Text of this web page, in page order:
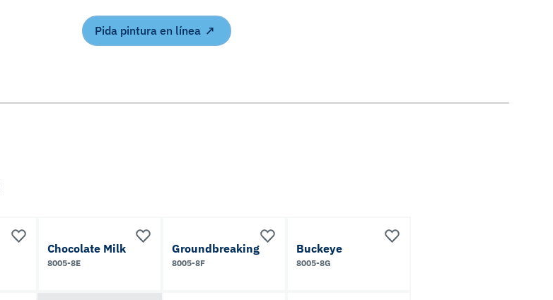
Pida pintura en línea
Chocolate Milk
8005-8E
Groundbreaking
8005-8F
Buckeye
8005-8G